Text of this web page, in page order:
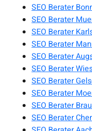
SEO Berater
SEO Berater
SEO Berater
SEO Berater
SEO Berater
SEO Berater
SEO Berater
SEO Berater
SEO Berater
SEO Berater